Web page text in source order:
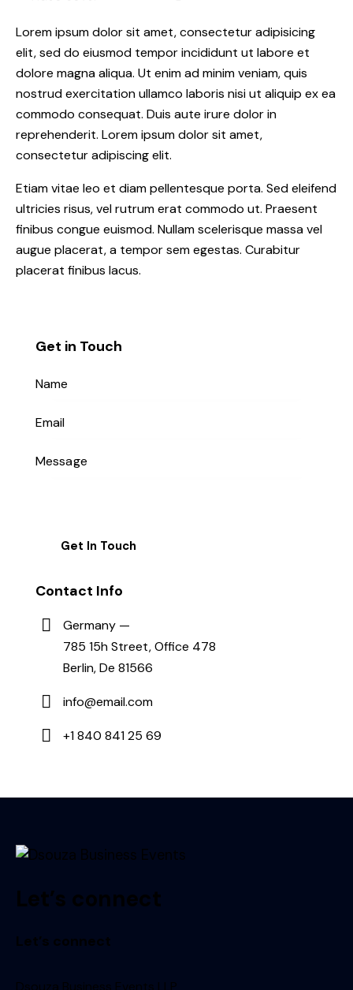
Lorem ipsum dolor sit amet, consectetur adipisicing
elit, sed do eiusmod tempor incididunt ut labore et
dolore magna aliqua. Ut enim ad minim veniam, quis
nostrud exercitation ullamco laboris nisi ut aliquip ex ea
commodo consequat. Duis aute irure dolor in
reprehenderit. Lorem ipsum dolor sit amet,
consectetur adipiscing elit.
Etiam vitae leo et diam pellentesque porta. Sed eleifend
ultricies risus, vel rutrum erat commodo ut. Praesent
finibus congue euismod. Nullam scelerisque massa vel
augue placerat, a tempor sem egestas. Curabitur
placerat finibus lacus.
Get in Touch
Contact Info
Germany —
785 15h Street, Office 478
Berlin, De 81566
info@email.com
+1 840 841 25 69
Let’s connect
Let’s connect
Dsouza Business Events LLP